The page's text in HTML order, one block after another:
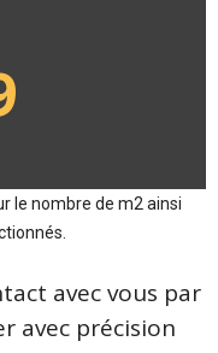
le nombre de m2 ainsi
avec vous par
avec précision